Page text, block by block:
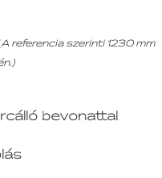
A referencia szerinti 1230 mm
bevonattal